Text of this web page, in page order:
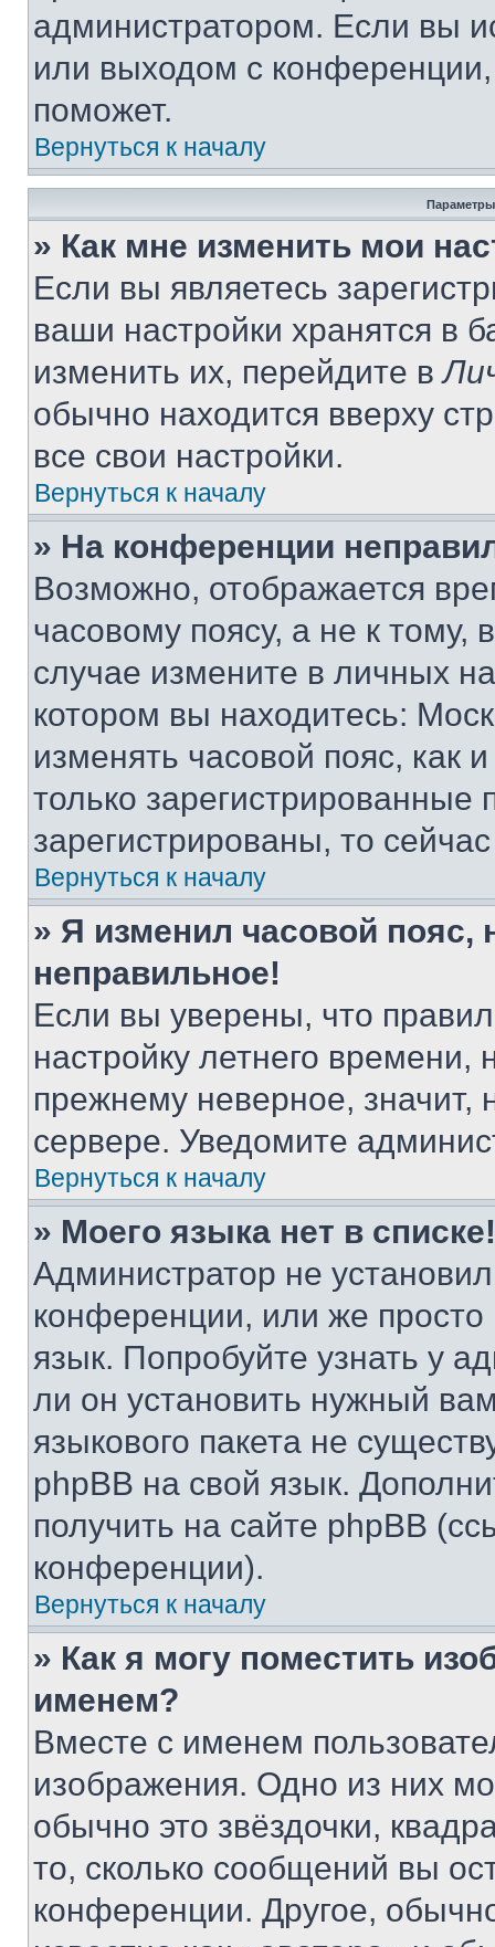
администратором. Если вы
или выходом с
поможет.
Вернуться к началу
Параметры
» Как мне изменить мои
Если вы являетесь
ваши настройки хранятся в
изменить их, перейдите в
обычно находится вверху
все свои настройки.
Вернуться к началу
» На конференции
Возможно, отображается
часовому поясу, а не к тому,
случае измените в личных
котором вы находитесь:
изменять часовой пояс, как
только
зарегистрированы, то
Вернуться к началу
» Я изменил часовой пояс,
неправильное!
Если вы уверены, что
настройку летнего
прежнему неверное, значит,
сервере. Уведомите
Вернуться к началу
» Моего языка нет в списке!
Администратор не
конференции, или же
язык. Попробуйте узнать у
ли он установить нужный
языкового пакета не
phpBB на свой язык.
получить на сайте phpBB
конференции).
Вернуться к началу
» Как я могу поместить
именем?
Вместе с именем
изображения. Одно из них
обычно это звёздочки,
то, сколько сообщений вы
конференции. Другое,